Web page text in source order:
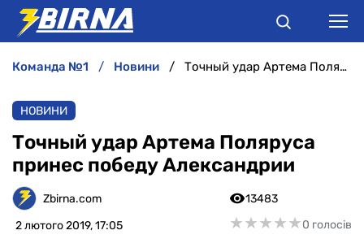
АНАЛІТИКА
ІНТЕРВ'Ю
РІЗНЕ
команда №1 новини Точный удар Артема Поляруса принес победу Александрии
НОВИНИ
Точный удар Артема Поляруса
принес победу Александрии
Zbirna.com
2 лютого 2019, 17:05
13483
★★★★★
★★★★★0 голосів